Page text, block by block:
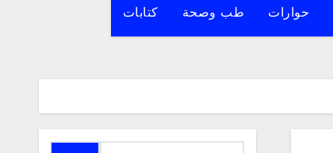
حوارات طب وصحة كتابات